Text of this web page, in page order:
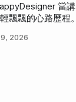
當講
飄飄的心路歷程。
2026